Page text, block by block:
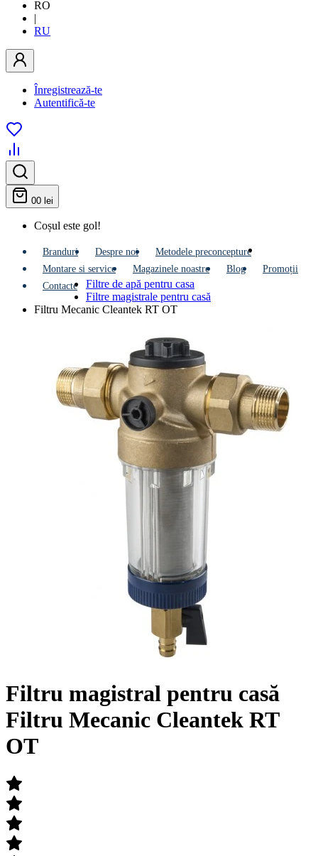
RO
|
RU
Înregistrează-te
Autentifică-te
00 lei
Coșul este gol!
Branduri Despre noi
Metodele preconcepture
Montare si service
Мagazinele noastre Blog
Promoții
Contacte
Filtre de apă pentru casa
Filtre magistrale pentru casă
Filtru Mecanic Cleantek RT OT
Filtru magistral pentru casă
Filtru Mecanic Cleantek RT
OT